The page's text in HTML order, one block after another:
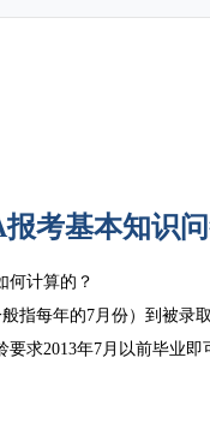
考基本知识
何计算的？
指每年的7月份）到被录
求2013年7月以前毕业